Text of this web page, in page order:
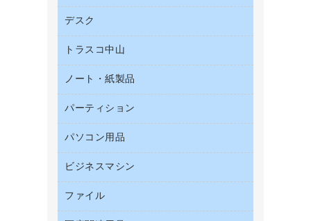
結束用品
工場用品
梱包用テープ
作業用雑貨
作業用手袋
倉庫収納用品
防災用品
オフィスチェア
ミーティングチェア
応接イス・ベンチ
デスク
カウンター
デスク
ミーティングテーブル
トラスコ中山
建築・作業用品
ノート・紙製品
ノート
バインダーノート
ルーズリーフ
各種用紙
額縁
パーティション
パーティション
ホワイトボード・黒板
パソコン用品
ＨＤＤ／ＳＳＤ
ＬＡＮケーブル
ＯＡクリーナー／エアダスター
ビジネスマシン
ＵＳＢメモリ
インクジェットプリンタ／複合機
ファイル